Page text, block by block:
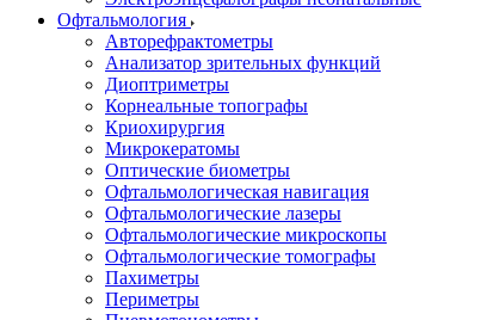
Офтальмология
Авторефрактометры
Анализатор зрительных функций
Диоптриметры
Корнеальные топографы
Криохирургия
Микрокератомы
Оптические биометры
Офтальмологическая навигация
Офтальмологические лазеры
Офтальмологические микроскопы
Офтальмологические томографы
Пахиметры
Периметры